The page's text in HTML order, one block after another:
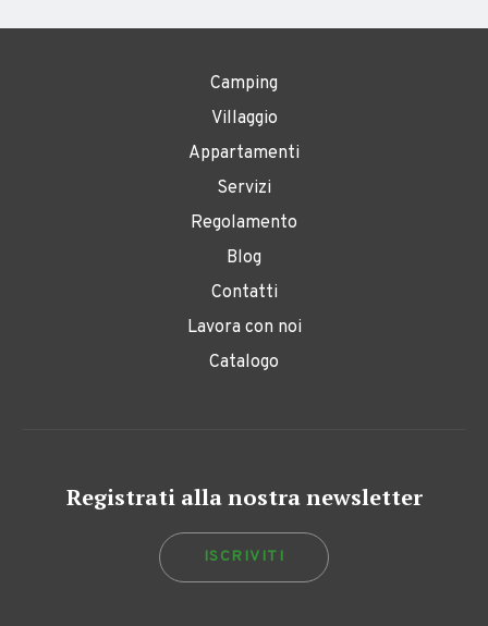
Camping
Villaggio
Appartamenti
Servizi
Regolamento
Blog
Contatti
Lavora con noi
Catalogo
Registrati alla nostra newsletter
ISCRIVITI